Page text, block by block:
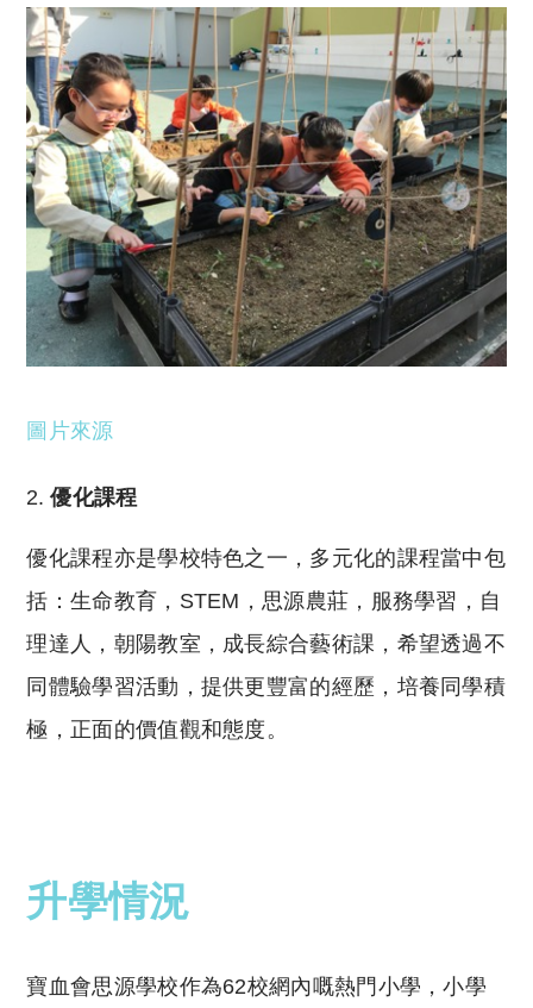
圖片來源
優化課程
優化課程亦是學校特色之一，多元化的課程當中包
括：生命教育，STEM，思源農莊，服務學習，自
理達人，朝陽教室，成長綜合藝術課，希望透過不
同體驗學習活動，提供更豐富的經歷，培養同學積
極，正面的價值觀和態度。
升學情況
寶血會思源學校作為62校網內嘅熱門小學，小學